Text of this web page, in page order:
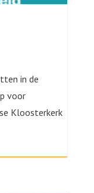
in de
voor
Kloosterkerk